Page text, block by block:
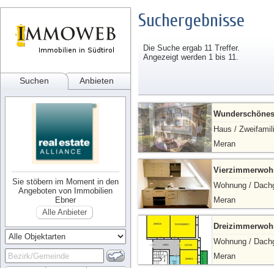
Suchen Anbieten
Sie stöbern im Moment in den
Angeboten von Immobilien
Ebner
Alle Anbieter
Suchergebnisse
Die Suche ergab 11 Treffer.
Angezeigt werden 1 bis 11.
Haus /
Meran
Wohnung /
Meran
Wohnung /
Meran